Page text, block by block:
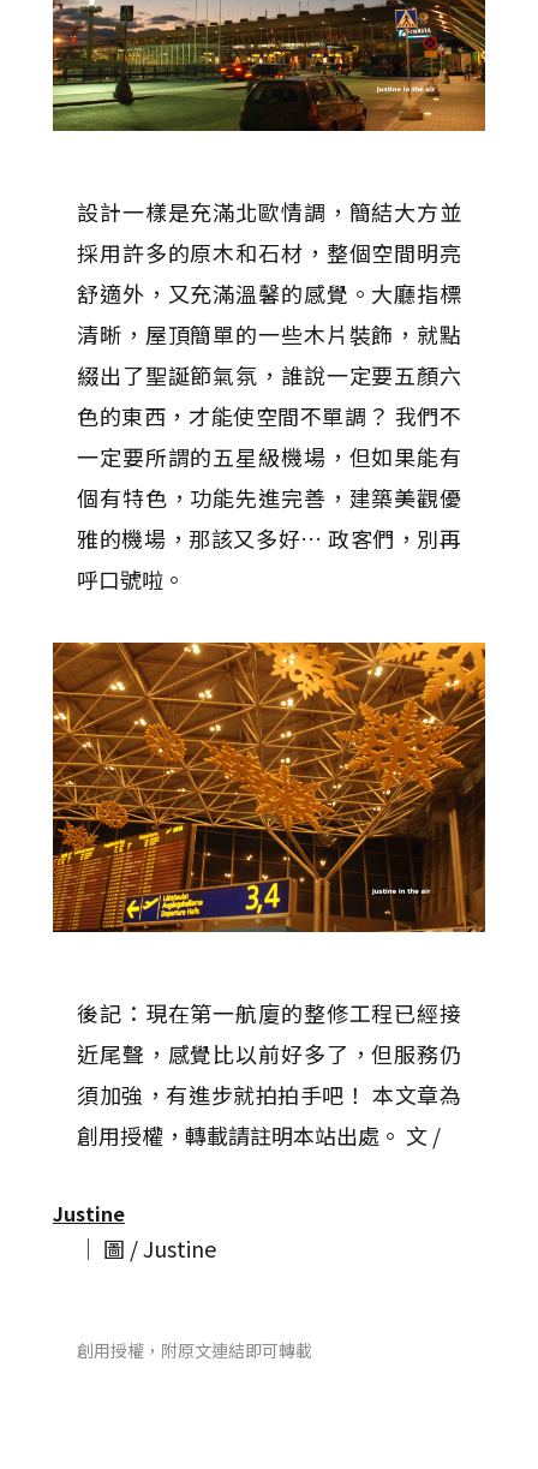
設計一樣是充滿北歐情調，簡結大方並
採用許多的原木和石材，整個空間明亮
舒適外，又充滿溫馨的感覺。大廳指標
清晰，屋頂簡單的一些木片裝飾，就點
綴出了聖誕節氣氛，誰說一定要五顏六
色的東西，才能使空間不單調？ 我們不
一定要所謂的五星級機場，但如果能有
個有特色，功能先進完善，建築美觀優
雅的機場，那該又多好… 政客們，別再
呼口號啦。
後記：現在第一航廈的整修工程已經接
近尾聲，感覺比以前好多了，但服務仍
須加強，有進步就拍拍手吧！ 本文章為
創用授權，轉載請註明本站出處。 文 /
Justine
│ 圖 / Justine
創用授權，附原文連結即可轉載